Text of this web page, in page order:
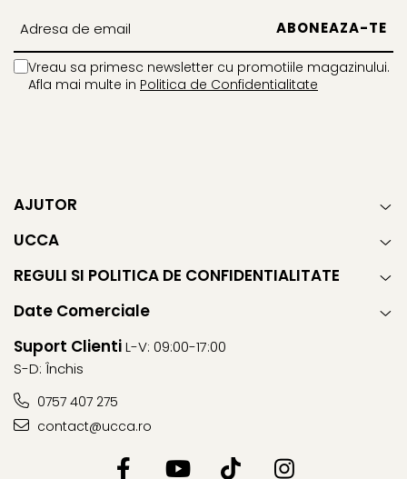
Vreau sa primesc newsletter cu promotiile magazinului.
Afla mai multe in Politica de Confidentialitate
AJUTOR
UCCA
REGULI SI POLITICA DE CONFIDENTIALITATE
Date Comerciale
Suport ClientiL-V: 09:00-17:00
S-D: Închis
0757 407 275
contact@ucca.ro